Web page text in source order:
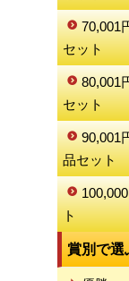
70,001
セット
80,001
セット
90,001
品セット
ト
賞別で選